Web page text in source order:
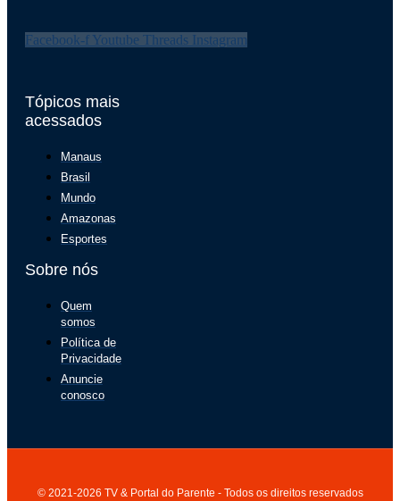
Facebook-f Youtube Threads Instagram
Tópicos mais
acessados
Manaus
Brasil
Mundo
Amazonas
Esportes
Sobre nós
Quem
somos
Política de
Privacidade
Anuncie
conosco
© 2021-2026 TV & Portal do Parente - Todos os direitos reservados